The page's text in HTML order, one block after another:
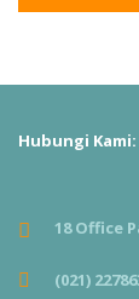
Hubungi Kami:
18 Office
(021)